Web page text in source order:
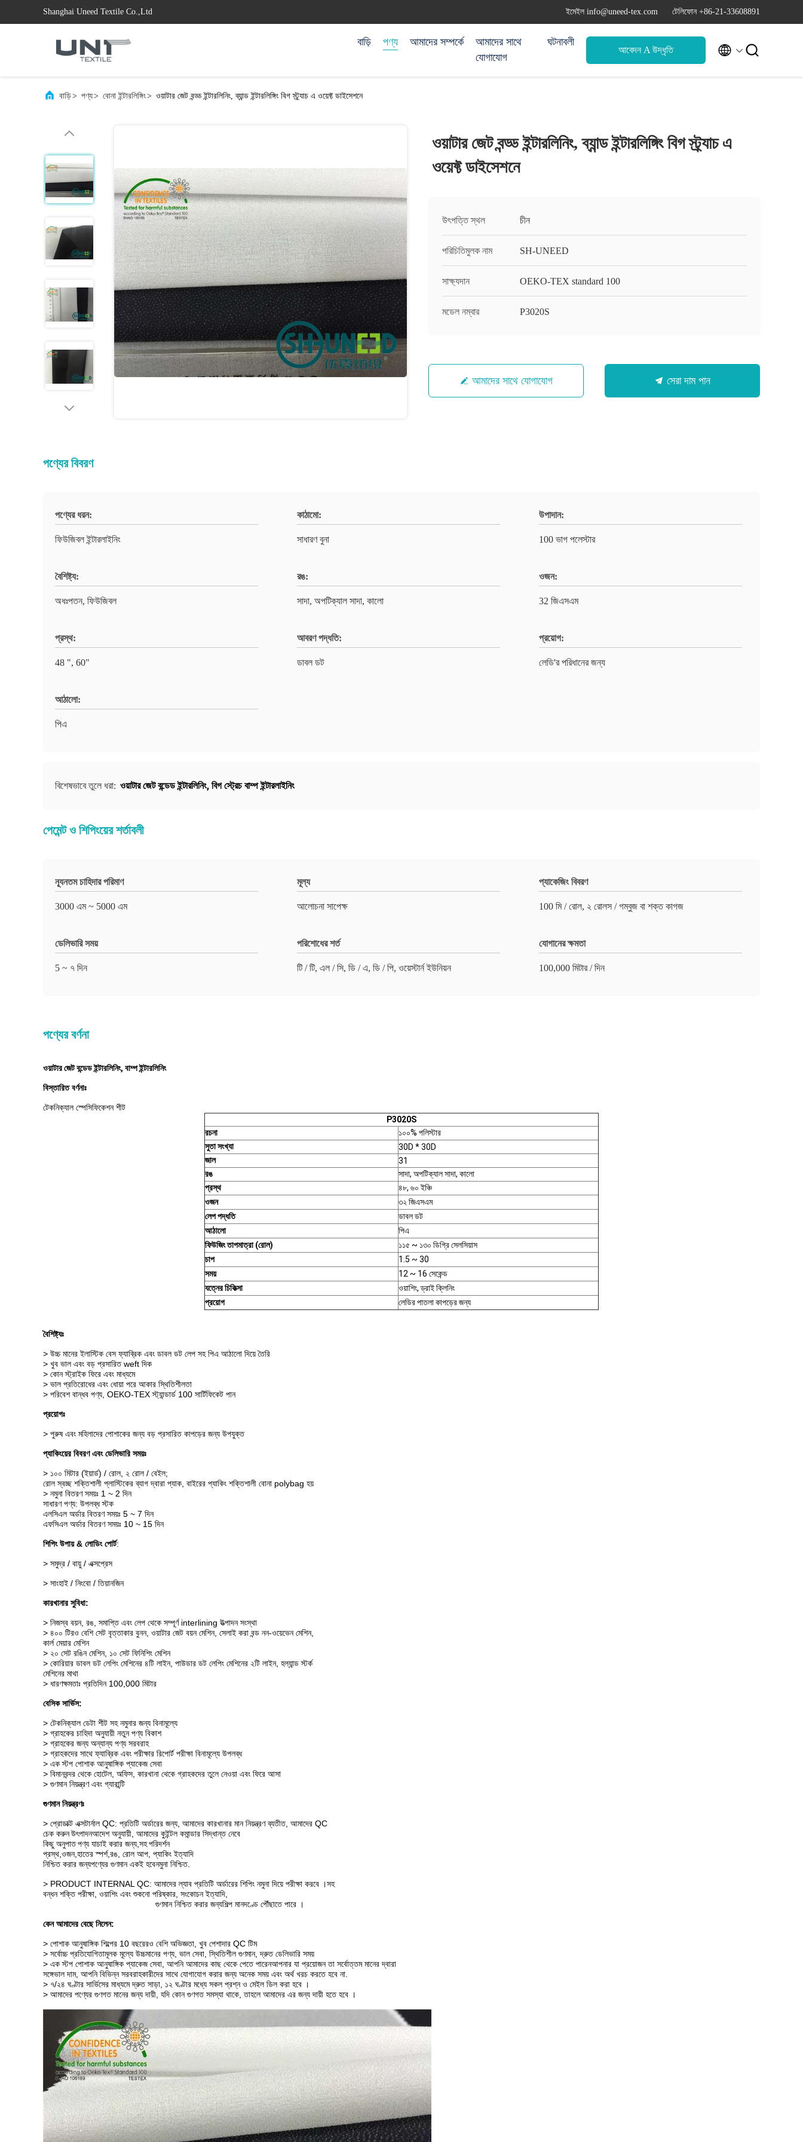
Shanghai Uneed Textile Co.,Ltd ইমেইল info@uneed-tex.com টেলিফোন +86-21-33608891
বাড়ি পণ্য আমাদের সম্পর্কে
আমাদের সাথে
যোগাযোগ
ঘটনাবলী
আবেদন A উদ্ধৃতি  
বাড়ি> পণ্য> বোনা ইন্টারলিঙ্গিং> ওয়াটার জেট বন্ড্ড ইন্টারলিনিং, ব্যান্ড ইন্টারলিঙ্গিং বিগ স্ট্র্যাচ এ ওয়েফ্ট ডাইসেশনে
ওয়াটার জেট বন্ড্ড ইন্টারলিনিং, ব্যান্ড ইন্টারলিঙ্গিং বিগ স্ট্র্যাচ এ
ওয়েফ্ট ডাইসেশনে
উৎপত্তি স্থল চীন
পরিচিতিমুলক নাম SH-UNEED
সাক্ষ্যদান OEKO-TEX standard 100
মডেল নম্বার P3020S
আমাদের সাথে যোগাযোগ সেরা দাম পান
পণ্যের বিবরণ
পণ্যের ধরন:
ফিউজিবল ইন্টারলাইনিং
কাঠামো:
সাধারণ বুনা
উপাদান:
100 ভাগ পলেস্টার
বৈশিষ্ট্য:
অধঃপতন, ফিউজিবল
রঙ:
সাদা, অপটিক্যাল সাদা, কালো
ওজন:
32 জিএসএম
প্রস্থ:
48 ", 60"
আবরণ পদ্ধতি:
ডাবল ডট
প্রয়োগ:
লেডি'র পরিধানের জন্য
আঠালো:
পিএ
বিশেষভাবে তুলে ধরা: ওয়াটার জেট বন্ডেড ইন্টারলিনিং, বিগ স্ট্রেচ বাম্প ইন্টারলাইনিং
পেমেন্ট ও শিপিংয়ের শর্তাবলী
ন্যূনতম চাহিদার পরিমাণ
3000 এম ~ 5000 এম
মূল্য
আলোচনা সাপেক্ষ
প্যাকেজিং বিবরণ
100 মি / রোল, ২ রোলস / গম্বুজ বা শক্ত কাগজ
ডেলিভারি সময়
5 ~ ৭ দিন
পরিশোধের শর্ত
টি / টি, এল / সি, ডি / এ, ডি / পি, ওয়েস্টার্ন ইউনিয়ন
যোগানের ক্ষমতা
100,000 মিটার / দিন
পণ্যের বর্ণনা
ওয়াটার জেট বন্ডেড ইন্টারলিনিং, বাম্প ইন্টারলিনিং
বিস্তারিত বর্ণনাঃ
টেকনিক্যাল স্পেসিফিকেশন শীট
P3020S
রচনা
১০০% পলিস্টার
সুতা সংখ্যা
30D * 30D
জাল
31
রঙ
সাদা, অপটিক্যাল সাদা, কালো
প্রস্থ
৪৮, ৬০ ইঞ্চি
ওজন
৩২ জিএসএম
লেপ পদ্ধতি
ডাবল ডট
আঠালো
পিএ
ফিউজিং তাপমাত্রা (রোল)
১১৫ ~ ১৩০ ডিগ্রি সেলসিয়াস
চাপ
1.5 ~ 30
সময়
12 ~ 16 সেকেন্ড
যত্নের চিকিত্সা
ওয়াশিং, ড্রাই ক্লিনিং
প্রয়োগ
লেডির পাতলা কাপড়ের জন্য
বৈশিষ্ট্যঃ
> উচ্চ মানের ইলাস্টিক বেস ফ্যাব্রিক এবং ডাবল ডট লেপ সহ পিএ আঠালো দিয়ে তৈরি
> খুব ভাল এবং বড় প্রসারিত weft দিক
> কোন স্ট্রাইক ফিরে এবং মাধ্যমে
> ভাল প্রতিরোধের এবং ধোয়া পরে আকার স্থিতিশীলতা
> পরিবেশ বান্ধব পণ্য, OEKO-TEX স্ট্যান্ডার্ড 100 সার্টিফিকেট পান
প্রয়োগঃ
> পুরুষ এবং মহিলাদের পোশাকের জন্য বড় প্রসারিত কাপড়ের জন্য উপযুক্ত
প্যাকিংয়ের বিবরণ এবং ডেলিভারি সময়ঃ
> ১০০ মিটার (ইয়ার্ড) / রোল, ২ রোল / বেইল;
রোল স্বচ্ছ শক্তিশালী প্লাস্টিকের ব্যাগ দ্বারা প্যাক, বাইরের প্যাকিং শক্তিশালী বোনা polybag হয়
> নমুনা বিতরণ সময়ঃ 1 ~ 2 দিন
সাধারণ পণ্য: উপলব্ধ স্টক
এলসিএল অর্ডার বিতরণ সময়ঃ 5 ~ 7 দিন
এফসিএল অর্ডার বিতরণ সময়ঃ 10 ~ 15 দিন
শিপিং উপায় & লোডিং পোর্ট:
> সমুদ্র / বায়ু / এক্সপ্রেস
> সাংহাই / নিংবো / তিয়ানজিন
কারখানার সুবিধা:
> নিজস্ব বয়ন, রঙ, সমাপ্তি এবং লেপ থেকে সম্পূর্ণ interlining উত্পাদন সংস্থা
> ৪০০ টিরও বেশি সেট বৃত্তাকার বুনন, ওয়াটার জেট বয়ন মেশিন, সেলাই করা বন্ড নন-ওয়েভেন মেশিন,
কার্ল মেয়ার মেশিন
> ২০ সেট রঙিন মেশিন, ১০ সেট ফিনিশিং মেশিন
> কোরিয়ার ডাবল ডট লেপিং মেশিনের ৪টি লাইন, পাউডার ডট লেপিং মেশিনের ২টি লাইন, হল্যান্ড স্টর্ক
মেশিনের মাথা
> ধারণক্ষমতাঃ প্রতিদিন 100,000 মিটার
বেসিক সার্ভিস:
> টেকনিক্যাল ডেটা শীট সহ নমুনার জন্য বিনামূল্যে
> গ্রাহকের চাহিদা অনুযায়ী নতুন পণ্য বিকাশ
> গ্রাহকের জন্য অন্যান্য পণ্য সরবরাহ
> গ্রাহকদের সাথে ফ্যাব্রিক এবং পরীক্ষার রিপোর্ট পরীক্ষা বিনামূল্যে উপলব্ধ
> এক স্টপ পোশাক আনুষাঙ্গিক প্যাকেজ সেবা
> বিমানবন্দর থেকে হোটেল, অফিস, কারখানা থেকে গ্রাহকদের তুলে নেওয়া এবং ফিরে আসা
> গুণমান নিয়ন্ত্রণ এবং গ্যারান্টি
গুণমান নিয়ন্ত্রণঃ
> প্রোডাক্ট এক্সটার্নাল QC: প্রতিটি অর্ডারের জন্য, আমাদের কারখানার মান নিয়ন্ত্রণ ব্যতীত, আমাদের QC
চেক করুনউৎপাদনআদেশ অনুযায়ী, আমাদের কুইন্টল কমান্ডার সিদ্ধান্ত নেবে
কিছু অনুপাতপণ্য যাচাই করার জন্য, সহপরিদর্শন
প্রস্থ ওজন,হাতের স্পর্শ,রঙ, রোল আপ, প্যাকিং ইত্যাদি
নিশ্চিত করার জন্যপণ্যের গুণমান একই হবেনমুনা নিশ্চিত.
> PRODUCT INTERNAL QC: আমাদের ল্যাব প্রতিটি অর্ডারের শিপিং নমুনা দিয়ে পরীক্ষা করবে ।সহ
বন্ধন শক্তি পরীক্ষা, ওয়াশিং এবং শুকনো পরিষ্কার, সংকোচন ইত্যাদি,
গুণমান নিশ্চিত করার জন্যশিল্প মানদণ্ডে পৌঁছাতে পারে ।
কেন আমাদের বেছে নিলেন:
> পোশাক আনুষাঙ্গিক শিল্পের 10 বছরেরও বেশি অভিজ্ঞতা, খুব পেশাদার QC টিম
> সর্বোচ্চ প্রতিযোগিতামূলক মূল্যে উচ্চমানের পণ্য, ভাল সেবা, স্থিতিশীল গুণমান, দ্রুত ডেলিভারি সময়
> এক স্টপ পোশাক আনুষাঙ্গিক প্যাকেজ সেবা, আপনি আমাদের কাছ থেকে পেতে পারেনআপনার যা প্রয়োজন তা সর্বোত্তম মানের দ্বারা
সঙ্গেভাল দাম, আপনি বিভিন্ন সরবরাহকারীদের সাথে যোগাযোগ করার জন্য অনেক সময় এবং অর্থ খরচ করতে হবে না.
> ৭/২৪ ঘণ্টার সার্ভিসের মাধ্যমে দ্রুত সাড়া, ১২ ঘণ্টার মধ্যে সকল প্রশ্ন ও মেইল ডিল করা হবে ।
> আমাদের পণ্যের গুণগত মানের জন্য দায়ী, যদি কোন গুণগত সমস্যা থাকে, তাহলে আমাদের এর জন্য দায়ী হতে হবে ।